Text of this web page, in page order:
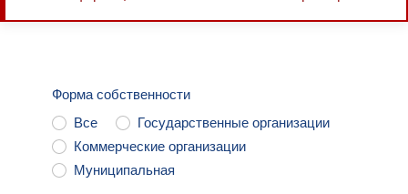
Форма собственности
Все
Государственные организации
Коммерческие организации
Муниципальная